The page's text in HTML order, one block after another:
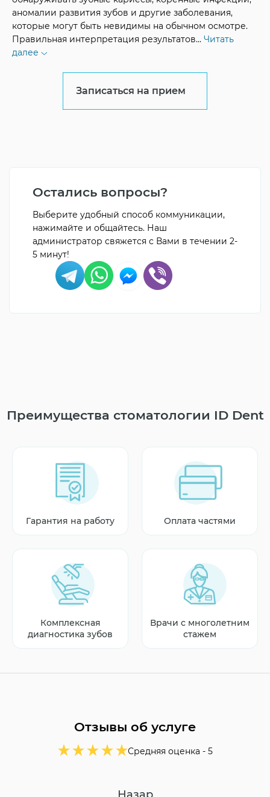
аномалии развития зубов и другие заболевания,
которые могут быть невидимы на обычном осмотре.
Правильная интерпретация результатов... Читать
далее
Записаться на прием
Остались вопросы?
Выберите удобный способ коммуникации,
нажимайте и общайтесь. Наш
администратор свяжется с Вами в течении 2-
5 минут!
Преимущества стоматологии ID Dent
Гарантия на работу Оплата частями
Комплексная
диагностика зубов
Врачи с многолетним
стажем
Отзывы об услуге
Средняя оценка - 5